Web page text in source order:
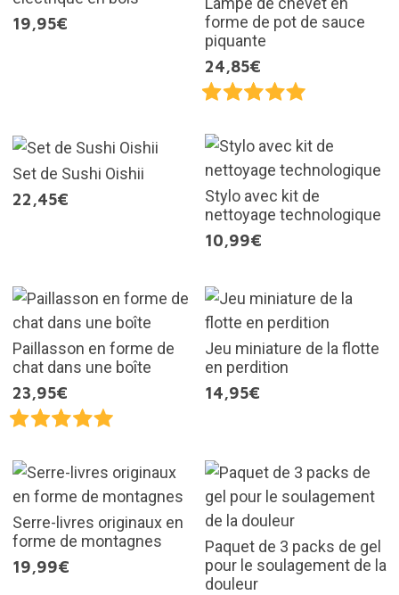
19,95€
forme de pot de sauce
piquante
24,85€
Set de Sushi Oishii
22,45€
Stylo avec kit de
nettoyage technologique
10,99€
Paillasson en forme de
chat dans une boîte
23,95€
Jeu miniature de la flotte
en perdition
14,95€
Serre-livres originaux en
forme de montagnes
19,99€
Paquet de 3 packs de gel
pour le soulagement de la
douleur